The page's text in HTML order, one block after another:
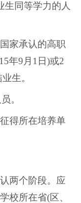
生同等学力的人
家承认的高职
年9月1日)或2
生。
。
得所在培养单
两个阶段。应
校所在省(区、